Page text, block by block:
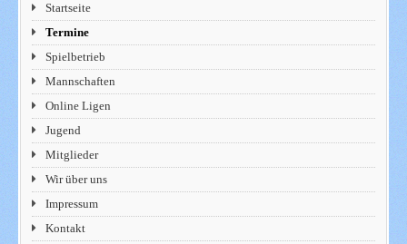
Startseite
Termine
Spielbetrieb
Mannschaften
Online Ligen
Jugend
Mitglieder
Wir über uns
Impressum
Kontakt